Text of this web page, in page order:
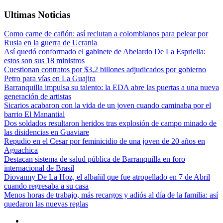
Ultimas Noticias
Como carne de cañón: así reclutan a colombianos para pelear por
Rusia en la guerra de Ucrania
Así quedó conformado el gabinete de Abelardo De La Espriella:
estos son sus 18 ministros
Cuestionan contratos por $3,2 billones adjudicados por gobierno
Petro para vías en La Guajira
Barranquilla impulsa su talento: la EDA abre las puertas a una nueva
generación de artistas
Sicarios acabaron con la vida de un joven cuando caminaba por el
barrio El Manantial
Dos soldados resultaron heridos tras explosión de campo minado de
las disidencias en Guaviare
Repudio en el Cesar por feminicidio de una joven de 20 años en
Aguachica
Destacan sistema de salud pública de Barranquilla en foro
internacional de Brasil
Diovanny De La Hoz, el albañil que fue atropellado en 7 de Abril
cuando regresaba a su casa
Menos horas de trabajo, más recargos y adiós al día de la familia: así
quedaron las nuevas reglas